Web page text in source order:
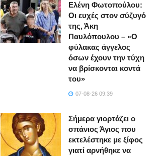
Ελένη Φωτοπούλου:
Οι ευχές στον σύζυγό
της, Άκη
Παυλόπουλου – «Ο
φύλακας άγγελος
όσων έχουν την τύχη
να βρίσκονται κοντά
του»
07-08-26 09:39
Σήμερα γιορτάζει ο
σπάνιος Άγιος που
εκτελέστηκε με ξίφος
γιατί αρνήθηκε να